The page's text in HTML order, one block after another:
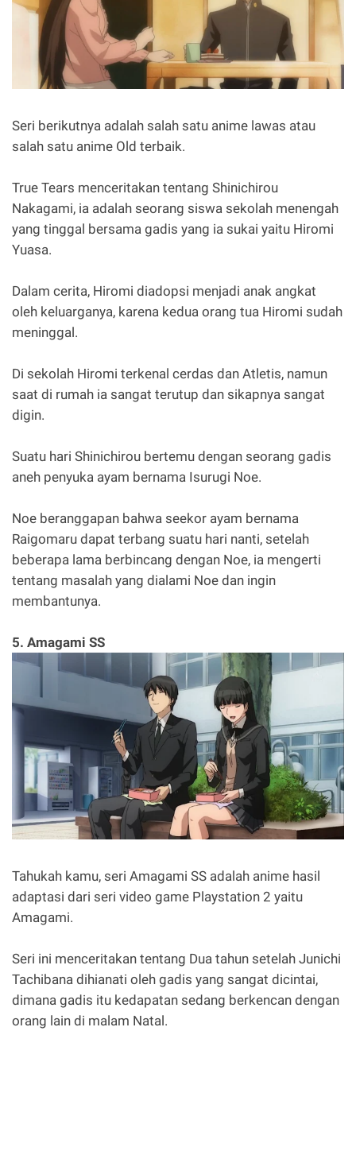
Seri berikutnya adalah salah satu anime lawas atau
salah satu anime Old terbaik.
True Tears menceritakan tentang Shinichirou
Nakagami, ia adalah seorang siswa sekolah menengah
yang tinggal bersama gadis yang ia sukai yaitu Hiromi
Yuasa.
Dalam cerita, Hiromi diadopsi menjadi anak angkat
oleh keluarganya, karena kedua orang tua Hiromi sudah
meninggal.
Di sekolah Hiromi terkenal cerdas dan Atletis, namun
saat di rumah ia sangat terutup dan sikapnya sangat
digin.
Suatu hari Shinichirou bertemu dengan seorang gadis
aneh penyuka ayam bernama Isurugi Noe.
Noe beranggapan bahwa seekor ayam bernama
Raigomaru dapat terbang suatu hari nanti, setelah
beberapa lama berbincang dengan Noe, ia mengerti
tentang masalah yang dialami Noe dan ingin
membantunya.
5. Amagami SS
Tahukah kamu, seri Amagami SS adalah anime hasil
adaptasi dari seri video game Playstation 2 yaitu
Amagami.
Seri ini menceritakan tentang Dua tahun setelah Junichi
Tachibana dihianati oleh gadis yang sangat dicintai,
dimana gadis itu kedapatan sedang berkencan dengan
orang lain di malam Natal.